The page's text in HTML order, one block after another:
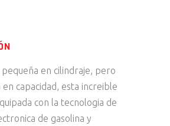
pequeña en cilindraje, pero
en capacidad, esta increible
con la tecnologia de
de gasolina y